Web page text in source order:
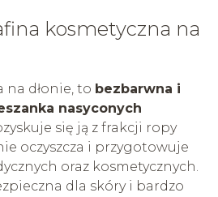
kosmetyczna na
na dłonie, to bezbarwna i
nasyconych
się ją z frakcji ropy
oczyszcza i przygotowuje
oraz kosmetycznych.
dla skóry i bardzo